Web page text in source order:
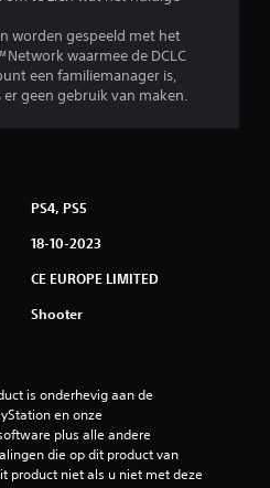
worden gespeeld met het
waarmee de DCLC
een familiemanager is,
geen gebruik van maken.
PS4, PS5
18-10-2023
CE EUROPE LIMITED
Shooter
is onderhevig aan de
en onze
plus alle andere
die op dit product van
product niet als u niet met deze